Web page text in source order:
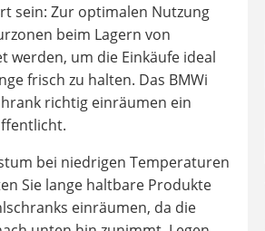
sein: Zur optimalen Nutzung
beim Lagern von
werden, um die Einkäufe ideal
frisch zu halten. Das BMWi
richtig einräumen ein
bei niedrigen Temperaturen
Sie lange haltbare Produkte
einräumen, da die